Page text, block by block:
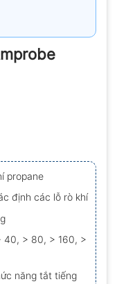
propane
định các lỗ rò khí
40, > 80, > 160, >
năng tắt tiếng